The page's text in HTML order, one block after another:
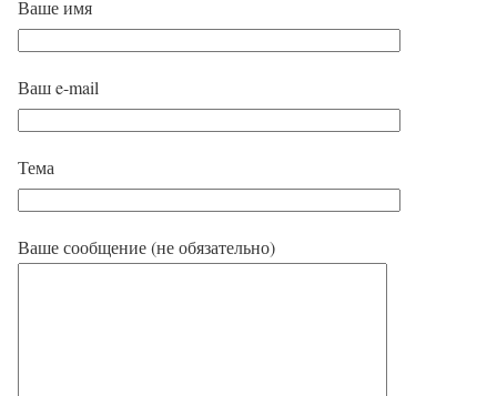
Ваше имя
Ваш e-mail
Тема
Ваше сообщение (не обязательно)